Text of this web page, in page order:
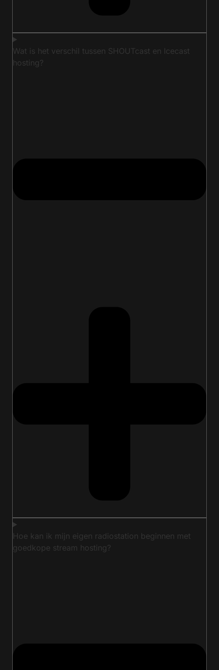
Wat is het verschil tussen SHOUTcast en Icecast
hosting?
Hoe kan ik mijn eigen radiostation beginnen met
goedkope stream hosting?